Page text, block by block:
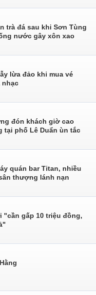
trà đá sau khi Sơn Tùng
nước gây xôn xao
lừa đảo khi mua vé
nhạc
đón khách giờ cao
tại phố Lê Duẩn ùn tắc
quán bar Titan, nhiều
thượng lánh nạn
"cần gấp 10 triệu đồng,